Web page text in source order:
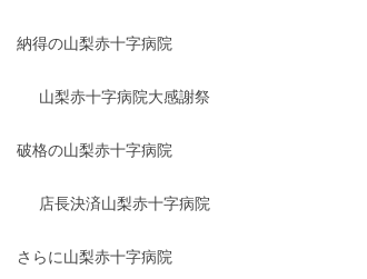
納得の山梨赤十字病院
山梨赤十字病院大感謝祭
破格の山梨赤十字病院
店長決済山梨赤十字病院
さらに山梨赤十字病院